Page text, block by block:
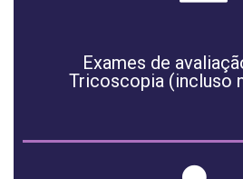
Exames de
Tricoscopia (incluso